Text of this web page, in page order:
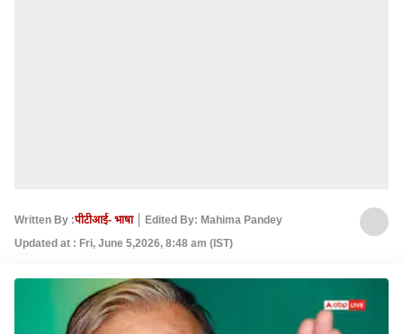
Written By :पीटीआई- भाषा
Edited By: Mahima Pandey
Updated at : Fri, June 5,2026, 8:48 am (IST)